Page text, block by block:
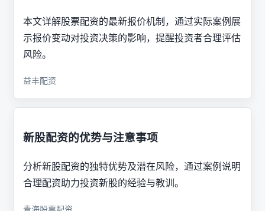
本文详解股票配资的最新报价机制，通过实际案例展
示报价变动对投资决策的影响，提醒投资者合理评估
风险。
益丰配资
新股配资的优势与注意事项
分析新股配资的独特优势及潜在风险，通过案例说明
合理配资助力投资新股的经验与教训。
青海股票配资